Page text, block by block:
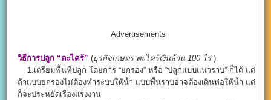
Advertisements
วิธีการปลูก “ตะไคร้” (ธุรกิจเกษตร ตะไคร้เงินล้าน 100 ไร่)
1.เตรียมพื้นที่ปลูก โดยการ “ยกร่อง” หรือ “ปลูกแบบแนวราบ” ก็ได้ แต่
ถ้าแบบยกร่องไม่ต้องทำระบบให้น้ำ แบบพื้นราบอาจต้องเดินท่อให้น้ำ แต่
ก็จะประหยัดเรื่องแรงงาน